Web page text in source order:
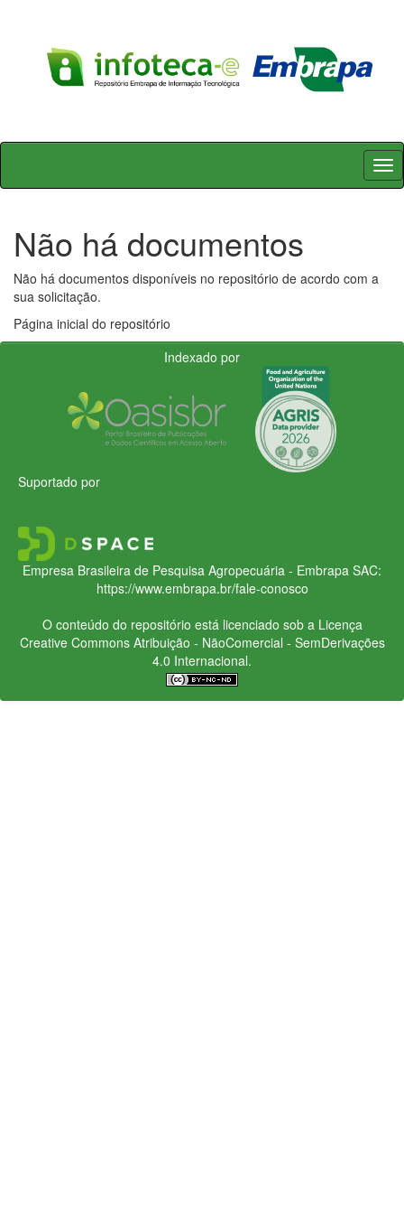
Skip
Não há documentos
Não há documentos disponíveis no repositório de acordo com a
sua solicitação.
Página inicial do repositório
Indexado por
Suportado por
Empresa Brasileira de Pesquisa Agropecuária - Embrapa SAC:
https://www.embrapa.br/fale-conosco
O conteúdo do repositório está licenciado sob a Licença
Creative CommonsAtribuição - NãoComercial - SemDerivações
4.0 Internacional.